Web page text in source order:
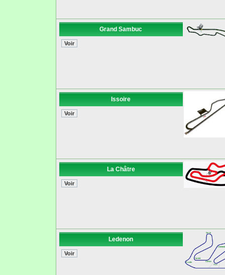
Grand Sambuc
Issoire
La Châtre
Ledenon